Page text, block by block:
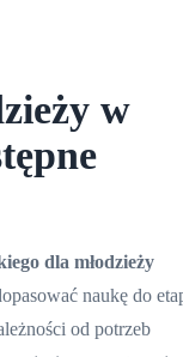
w
dla młodzieży
naukę do
od potrzeb